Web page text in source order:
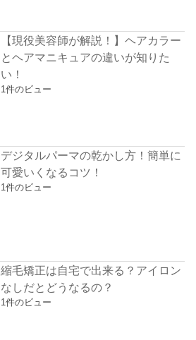
【現役美容師が解説！】ヘアカラー
とヘアマニキュアの違いが知りた
い！
1件のビュー
デジタルパーマの乾かし方！簡単に
可愛いくなるコツ！
1件のビュー
縮毛矯正は自宅で出来る？アイロン
なしだとどうなるの？
1件のビュー